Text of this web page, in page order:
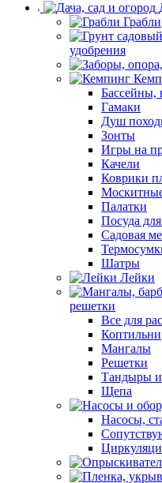
Грабли
удобрения
Бассейны,
Гамаки
Душ
Зонты
Игры на
Качели
Коврики
Палатки
Посуда
Садовая
Шатры
Лейки
решетки
Все для
Коптильни
Мангалы
Решетки
Тандыры и
Щепа
Насосы,